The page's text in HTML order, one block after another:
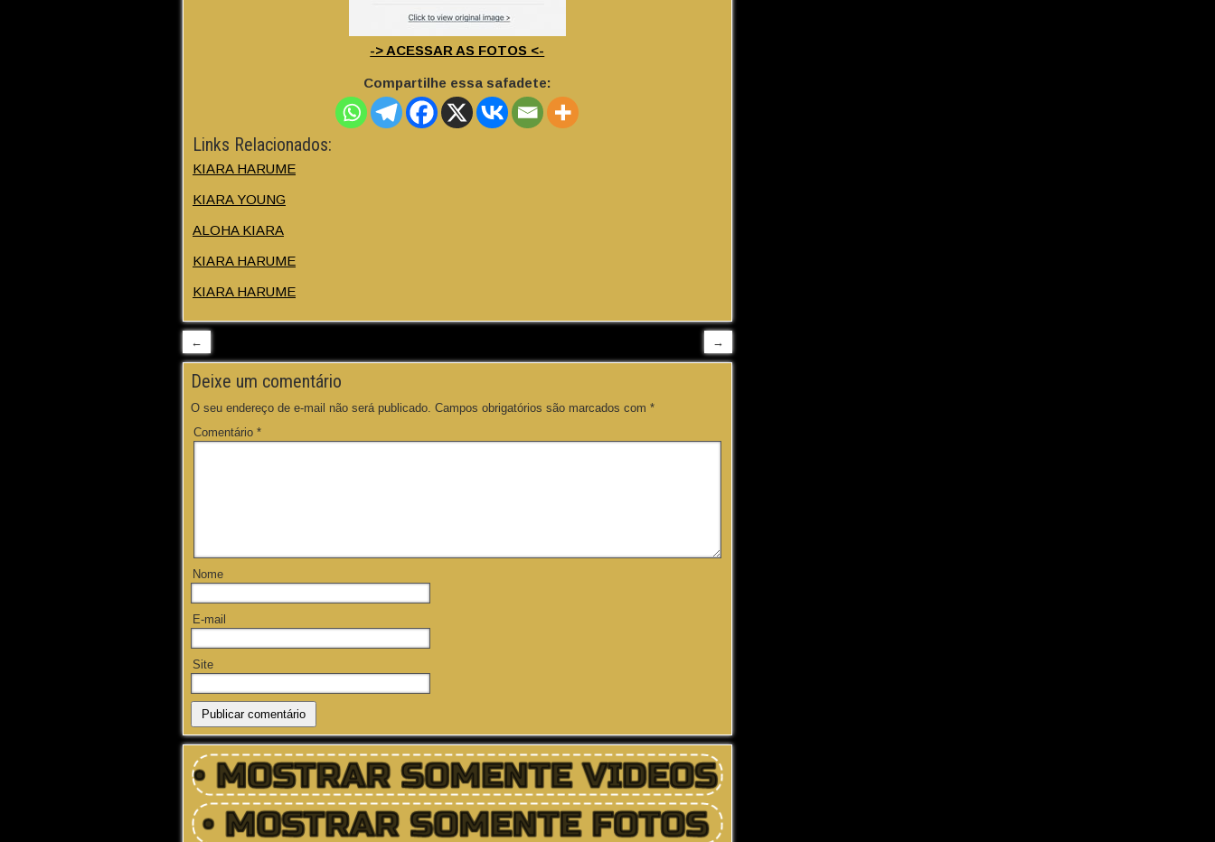
-> ACESSAR AS FOTOS <-
Compartilhe essa safadete:
Links Relacionados:
KIARA HARUME
KIARA YOUNG
ALOHA KIARA
KIARA HARUME
KIARA HARUME
← →
Deixe um comentário
O seu endereço de e-mail não será publicado. Campos obrigatórios são marcados com *
Comentário *
Nome
E-mail
Site